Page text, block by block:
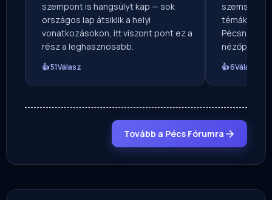
szempont is hangsúlyt kap — sok
országos lap átsiklik a helyi
vonatkozásokon, itt viszont pont ez a
rész a leghasznosabb.
👍 51Válasz
témákat —
Pécsnek ír,
👍 6Válasz
Tovább a Pécs Fórumra